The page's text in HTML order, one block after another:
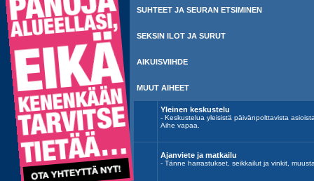
SUHTEET JA SEURAN ETSIMINEN
SEKSIN ILOT JA SURUT
AIKUISVIIHDE
MUUT AIHEET
Yleinen keskustelu
- Keskustelua yleisistä päivänpolttavista
Aihe vapaa.
Ajanviete ja matkailu
- Tänne harrastukset, seikkailut ja vinkit,